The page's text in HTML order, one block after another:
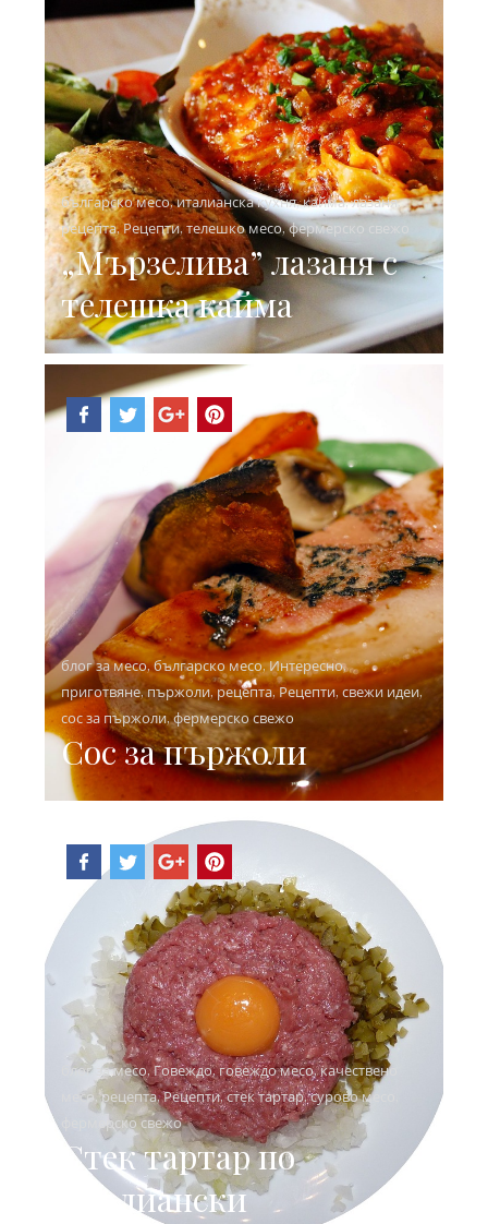
българско месо,италианска кухня,кайма,лазаня,
рецепта,Рецепти,телешко месо,фермерско свежо
„Мързелива” лазаня с
телешка кайма
блог за месо,българско месо,Интересно,
приготвяне,пържоли,рецепта, Рецепти,свежи идеи,
сос за пържоли,фермерско свежо
Сос за пържоли
блог за месо,Говеждо,говеждо месо,качествено
месо,рецепта,Рецепти,стек тартар,сурово месо
фермерско свежо
Стек тартар по
италиански